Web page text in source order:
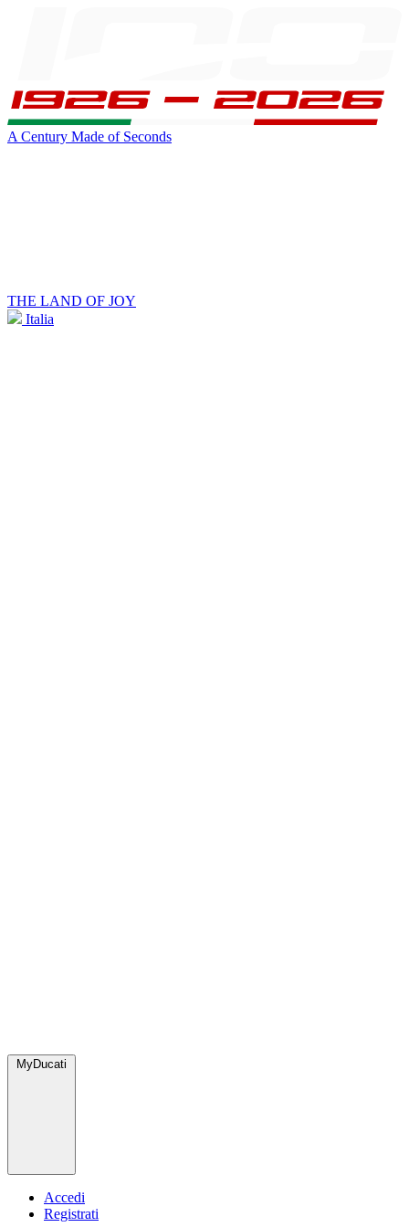
A Century Made of Seconds
THE LAND OF JOY
Italia
MyDucati
Accedi
Registrati